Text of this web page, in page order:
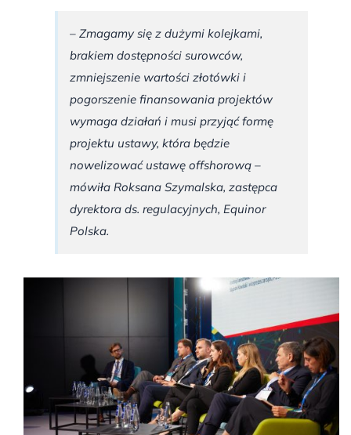
– Zmagamy się z dużymi kolejkami,
brakiem dostępności surowców,
zmniejszenie wartości złotówki i
pogorszenie finansowania projektów
wymaga działań i musi przyjąć formę
projektu ustawy, która będzie
nowelizować ustawę offshorową –
mówiła Roksana Szymalska, zastępca
dyrektora ds. regulacyjnych, Equinor
Polska.